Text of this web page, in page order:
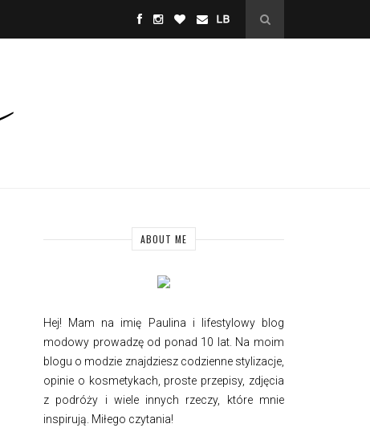
ABOUT ME
Hej! Mam na imię Paulina i lifestylowy blog
modowy prowadzę od ponad 10 lat. Na moim
blogu o modzie znajdziesz codzienne stylizacje,
opinie o kosmetykach, proste przepisy, zdjęcia
z podróży i wiele innych rzeczy, które mnie
inspirują. Miłego czytania!